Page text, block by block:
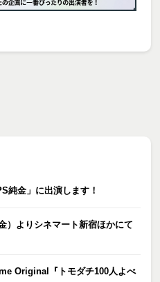
純金」に出演します！
）よりシネマート新宿ほかにて
Original『トモダチ100人よべ